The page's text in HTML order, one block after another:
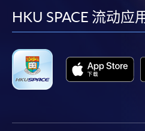
（Online Alipay）或转数快（
参阅报名办法 -网上报名服务
注意事项:
HKU SPACE 流动应